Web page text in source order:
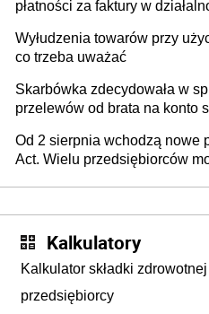
płatności za faktury w
Wyłudzenia towarów przy
co trzeba uważać
Skarbówka zdecydowała w
przelewów od brata na konto
darowizna, ale podatku
Od 2 sierpnia wchodzą nowe
Act. Wielu przedsiębiorców
Kalkulatory
Kalkulator składki
przedsiębiorcy